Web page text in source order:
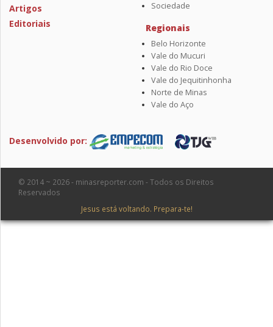
Artigos
Editoriais
Sociedade
Regionais
Belo Horizonte
Vale do Mucuri
Vale do Rio Doce
Vale do Jequitinhonha
Norte de Minas
Vale do Aço
Desenvolvido por:
© 2014 ~ 2026 - minasreporter.com - Todos os Direitos
Reservados
Jesus está voltando. Prepara-te!